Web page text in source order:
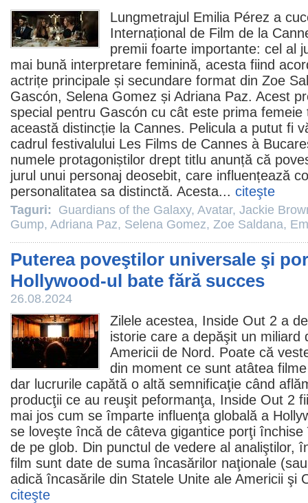
Lungmetrajul Emilia Pérez a
Internațional de Film de la
premii foarte importante: cel al
mai bună interpretare feminină, acesta fiind
actrițe principale și secundare format din Zoe
Gascón, Selena Gomez și Adriana Paz. Acest
special pentru Gascón cu cât este prima
această distincție la Cannes. Pelicula a putut fi
cadrul festivalului Les Films de Cannes à
numele protagoniștilor drept titlu anunță că
jurul unui personaj deosebit, care influențează
personalitatea sa distinctă. Acesta... citeşte
Taguri: Guardians of the Galaxy, Avatar, Jackie
Gump, Adriana Paz, Selena Gomez, Zoe Saldana,
Puterea poveştilor universale şi
Hollywood-ul bate fără succes
26.08.2024
Zilele acestea, Inside Out 2 a
istorie care a depăşit un
Americii de Nord. Poate că
din moment ce sunt atâtea filme
dar lucrurile capătă o altă semnificaţie când
producţii ce au reuşit peformanţa, Inside Out 2
mai jos cum se împarte influenţa globală a
se loveşte încă de câteva gigantice porţi
de pe glob. Din punctul de vedere al analiştilor,
film sunt date de suma încasărilor naţionale
adică încasările din Statele Unite ale Americii şi
citeşte